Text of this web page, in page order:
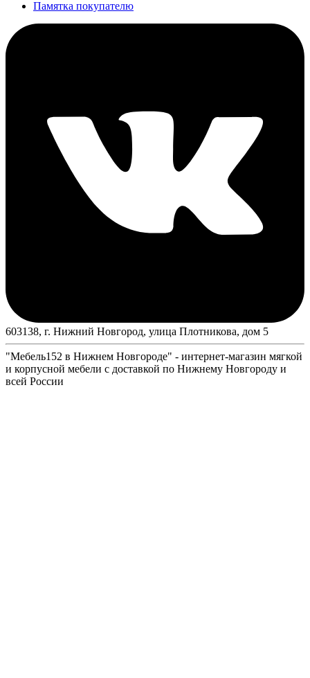
Памятка покупателю
603138, г. Нижний Новгород, улица Плотникова, дом 5
"Мебель152 в Нижнем Новгороде" - интернет-магазин мягкой
и корпусной мебели с доставкой по Нижнему Новгороду и
всей России